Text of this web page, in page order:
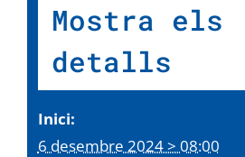
Mostra els
detalls
Inici:
6 desembre 2024 > 08:00